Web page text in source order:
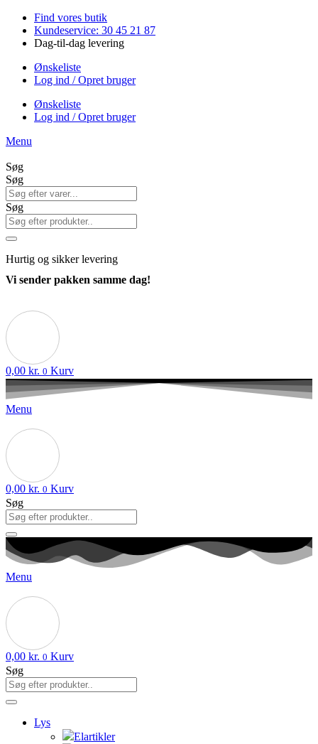
Videre
indhold
Find vores butik
Kundeservice: 30 45 21 87
Dag-til-dag levering
Ønskeliste
Log ind / Opret bruger
Ønskeliste
Log ind / Opret bruger
Menu
Søg
Søg
Søg
Hurtig og sikker levering
Vi sender pakken samme dag!
0,00 kr. 0 Kurv
Menu
0,00 kr. 0 Kurv
Søg
Menu
0,00 kr. 0 Kurv
Søg
Lys
Elartikler